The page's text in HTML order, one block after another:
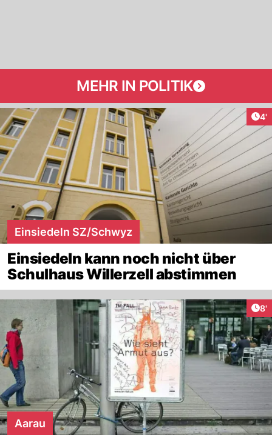
MEHR IN POLITIK
4'
Einsiedeln SZ/Schwyz
Einsiedeln kann noch nicht über
Schulhaus Willerzell abstimmen
8'
Aarau